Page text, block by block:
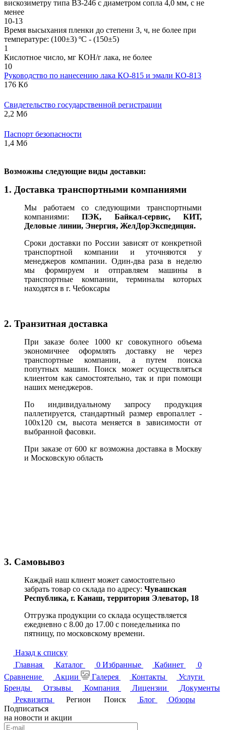
вискозиметру типа ВЗ-246 с диаметром сопла 4,0 мм, с не
менее
10-13
Время высыхания пленки до степени 3, ч, не более при
температуре: (100±3) ºС - (150±5)
1
Кислотное число, мг КОН/г лака, не более
10
Руководство по нанесению лака КО-815 и эмали КО-813
176 Кб
Свидетельство государственной регистрации
2,2 Мб
Паспорт безопасности
1,4 Мб
Возможны следующие виды доставки:
1. Доставка транспортными компаниями
Мы работаем со следующими транспортными
компаниями:ПЭК, Байкал-сервис, КИТ,
Деловые линии, Энергия, ЖелДорЭкспедиция.
Сроки доставки по России зависят от конкретной
транспортной компании и уточняются у
менеджеров компании. Один-два раза в неделю
мы формируем и отправляем машины в
транспортные компании, терминалы которых
находятся в г. Чебоксары
2. Транзитная доставка
При заказе более 1000 кг совокупного объема
экономичнее оформлять доставку не через
транспортные компании, а путем поиска
попутных машин. Поиск может осуществляться
клиентом как самостоятельно, так и при помощи
наших менеджеров.
По индивидуальному запросу продукция
паллетируется, стандартный размер европаллет -
100х120 см, высота меняется в зависимости от
выбранной фасовки.
При заказе от 600 кг возможна доставка в Москву
и Московскую область
3. Самовывоз
Каждый наш клиент может самостоятельно
забрать товар со склада по адресу: Чувашская
Республика, г. Канаш, территория Элеватор, 18
Отгрузка продукции со склада осуществляется
ежедневно с 8.00 до 17.00 с понедельника по
пятницу, по московскому времени.
Назад к списку
Главная
Каталог 0 Избранные Кабинет
0
Сравнение
Акции Галерея Контакты
Услуги
Бренды
Отзывы Компания Лицензии
Документы
Реквизиты
Регион Поиск Блог
Обзоры
Подписаться
на новости и акции